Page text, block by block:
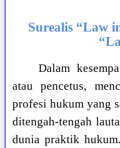
Surealis “Law
Dalam
atau pencetus,
profesi hukum yang
ditengah-tengah
dunia praktik